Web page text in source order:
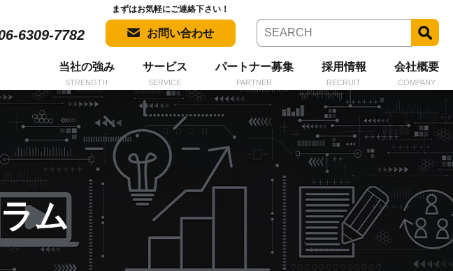
6309-7782
まずはお気軽にご連絡下さい！
お問い合わせ
当社の強み
STRENGTH
サービス
SERVICE
パートナー募集
PARTNER
採用情報
RECRUIT
会社概要
COMPANY
ム